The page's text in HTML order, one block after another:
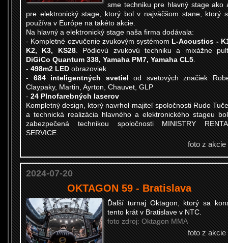
sme techniku pre hlavný stage ako
pre elektronický stage, ktorý bol v najväčšom stane, ktorý
používa v Európe na takéto akcie.
Na hlavný a elektronický stage naša firma dodávala:
- Kompletné ozvučenie zvukovým systémomL-Acoustics -
K2, K3, KS28. Pódiovú zvukovú techniku a mixážne
DiGiCo Quantum 338, Yamaha PM7, Yamaha CL5.
-498m2 LEDobrazoviek
-684 inteligentných svetielod svetových značiek
Claypaky, Martin, Ayrton, Chauvet, GLP
-24 Plnofarebných laserov
Kompletný design, ktorý navrhol majiteľ spoločnosti Rudo
a technická realizácia hlavného a elektronického stageu
zabezpečená technikou spoločnosti MINISTRY
SERVICE.
foto z akcie
2024-07-20
OKTAGON 59 - Bratislava
Ďalší turnaj Oktagon, ktorý sa
tento krát v Bratislave v NTC.
foto zdroj: Oktagon MMA
foto z akcie